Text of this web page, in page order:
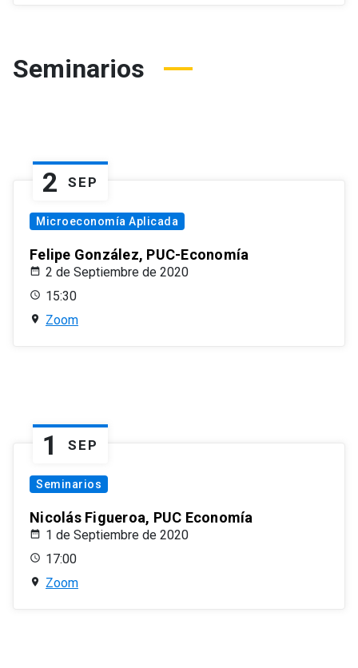
Seminarios
2 SEP
Microeconomía Aplicada
Felipe González, PUC-Economía
2 de Septiembre de 2020
15:30
Zoom
1 SEP
Seminarios
Nicolás Figueroa, PUC Economía
1 de Septiembre de 2020
17:00
Zoom